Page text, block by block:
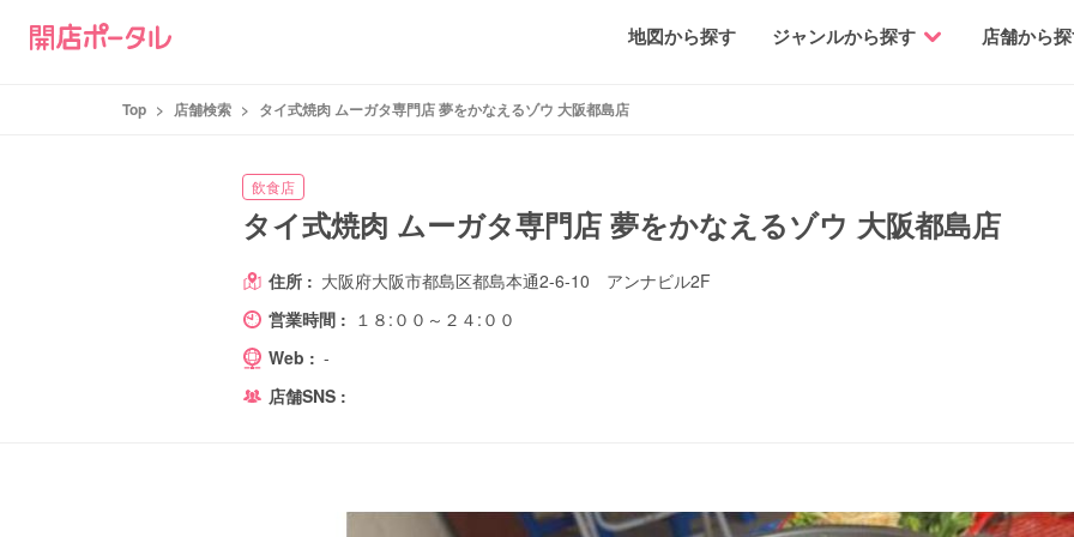
地図から探す ジャンルから探す 店舗から
Top > 店舗検索 > タイ式焼肉 ムーガタ専門店 夢をかなえるゾウ 大阪都島店
飲食店
タイ式焼肉 ムーガタ専門店 夢をかなえるゾウ 大阪都島店
住所 : 大阪府大阪市都島区都島本通2-6-10 アンナビル2F
営業時間 : １８:００～２４:００
Web : -
店舗SNS :